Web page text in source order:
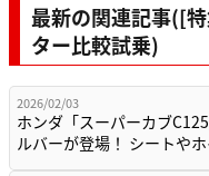
最新の関連記事([
ター比較試乗)
2026/02/03
ホンダ「スーパーカブ
ルバーが登場！ シートや